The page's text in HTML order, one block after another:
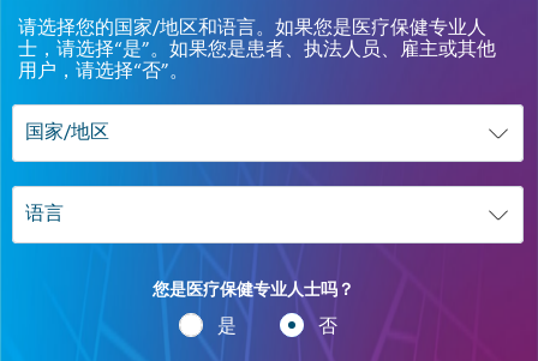
请选择您的国家/地区和语言。如果您是医疗保健专业人
士，请选择“是”。如果您是患者、执法人员、雇主或其他
用户，请选择“否”。
您是医疗保健专业人士吗？
是 否